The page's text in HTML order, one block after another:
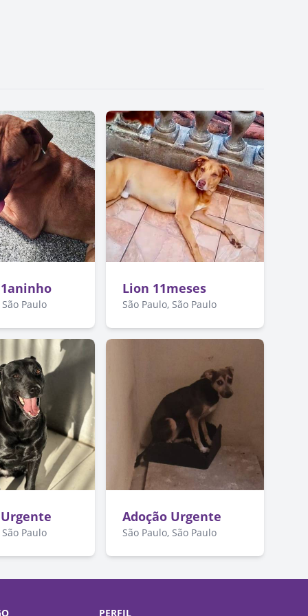
Paulo
Lion 11meses
São Paulo, São Paulo
Paulo
Adoção Urgente
São Paulo, São Paulo
PERFIL